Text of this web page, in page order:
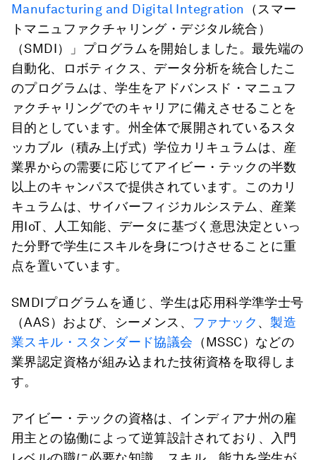
Manufacturing and Digital Integration
（スマー
トマニュファクチャリング・デジタル統合）
（SMDI）」プログラムを開始しました。最先端の
自動化、ロボティクス、データ分析を統合したこ
のプログラムは、学生をアドバンスド・マニュフ
ァクチャリングでのキャリアに備えさせることを
目的としています。州全体で展開されているスタ
ッカブル（積み上げ式）学位カリキュラムは、産
業界からの需要に応じてアイビー・テックの半数
以上のキャンパスで提供されています。このカリ
キュラムは、サイバーフィジカルシステム、産業
用IoT、人工知能、データに基づく意思決定といっ
た分野で学生にスキルを身につけさせることに重
点を置いています。
SMDIプログラムを通じ、学生は応用科学準学士号
（AAS）および、シーメンス、 ファナック 、 製造
業スキル・スタンダード協議会 （MSSC）などの
業界認定資格が組み込まれた技術資格を取得しま
す。
アイビー・テックの資格は、インディアナ州の雇
用主との協働によって逆算設計されており、入門